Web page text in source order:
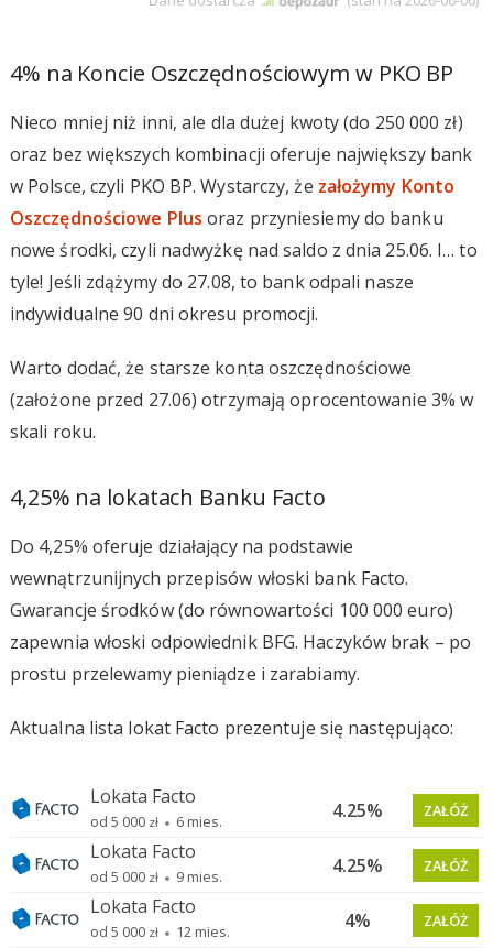
4% na Koncie Oszczędnościowym w PKO BP
Nieco mniej niż inni, ale dla dużej kwoty (do 250 000 zł)
oraz bez większych kombinacji oferuje największy bank
w Polsce, czyli PKO BP. Wystarczy, że założymy Konto
Oszczędnościowe Plus oraz przyniesiemy do banku
nowe środki, czyli nadwyżkę nad saldo z dnia 25.06. I… to
tyle! Jeśli zdążymy do 27.08, to bank odpali nasze
indywidualne 90 dni okresu promocji.
Warto dodać, że starsze konta oszczędnościowe
(założone przed 27.06) otrzymają oprocentowanie 3% w
skali roku.
4,25% na lokatach Banku Facto
Do 4,25% oferuje działający na podstawie
wewnątrzunijnych przepisów włoski bank Facto.
Gwarancje środków (do równowartości 100 000 euro)
zapewnia włoski odpowiednik BFG. Haczyków brak – po
prostu przelewamy pieniądze i zarabiamy.
Aktualna lista lokat Facto prezentuje się następująco: